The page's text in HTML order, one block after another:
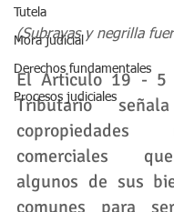
Tutela
Mora judicial
Derechos fundamentales
Procesos judiciales
(Subrayas y negrilla
El Articulo 19 - 5
Tributario
comerciales
algunos de sus
comunes para